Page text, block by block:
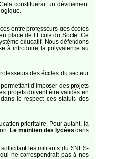
constituerait un dévoiement
entre professeurs des écoles
place de l’École du Socle. Ce
éducatif. Nous défendons
à introduire la polyvalence au
des écoles du secteur
d’imposer des projets
projets doivent être validés en
le respect des statuts des
prioritaire. Pour autant, la
Le maintien des lycées dans
les militants du SNES-
ne correspondrait pas à nos